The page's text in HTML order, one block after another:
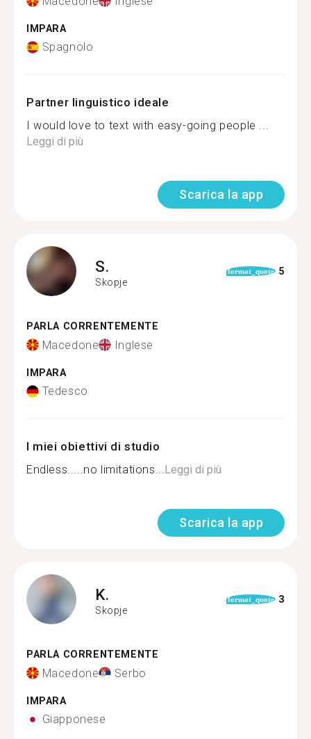
IMPARA
Spagnolo
Partner linguistico ideale
I would love to text with easy-going people ...
Leggi di più
Scarica la app
S.
Skopje
format_quote 5
PARLA CORRENTEMENTE
Macedone Inglese
IMPARA
Tedesco
I miei obiettivi di studio
Endless.....no limitations...Leggi di più
Scarica la app
K.
Skopje
format_quote 3
PARLA CORRENTEMENTE
Macedone Serbo
IMPARA
Giapponese